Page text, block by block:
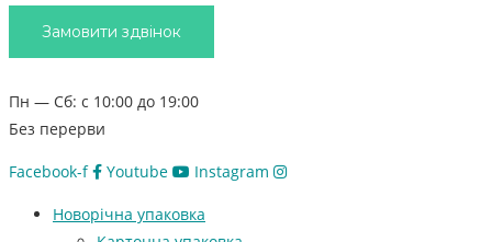
Замовити здвінок
Пн — Сб: с 10:00 до 19:00
Без перерви
Facebook-f Youtube Instagram
Новорічна упаковка